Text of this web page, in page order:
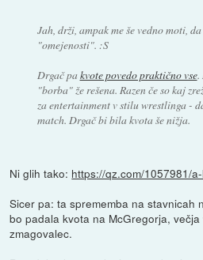
Jah, drži, ampak me še vedno moti,
"omejenosti". :S
Drgač pakvote povedo praktično vse.
"borba" že rešena. Razen če so kaj
za entertainment v stilu wrestlinga -
match. Drgač bi bila kvota še nižja.
Ni glih tako: https://qz.com/1057981/
Sicer pa: ta sprememba na stavnicah
bo padala kvota na McGregorja,
zmagovalec.